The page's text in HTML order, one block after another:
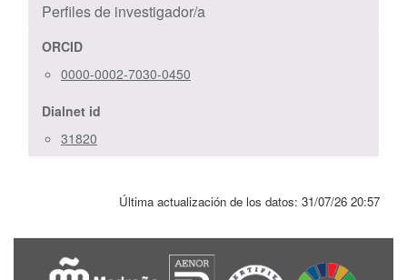
Perfiles de investigador/a
ORCID
0000-0002-7030-0450
Dialnet id
31820
Última actualización de los datos: 31/07/26 20:57